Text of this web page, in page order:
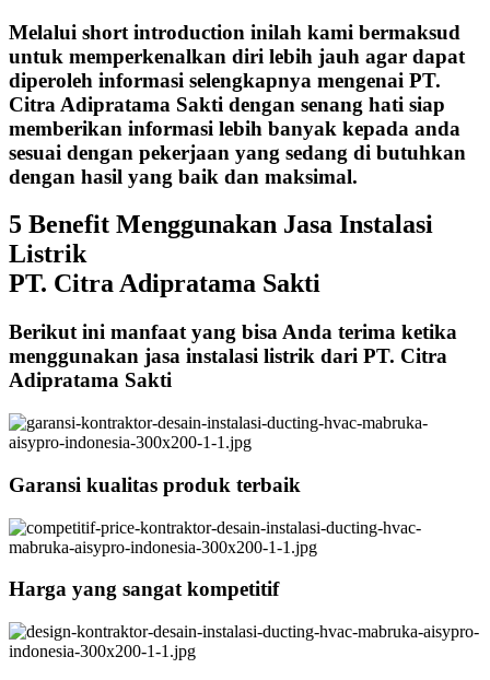
Melalui short introduction inilah kami bermaksud
untuk memperkenalkan diri lebih jauh agar dapat
diperoleh informasi selengkapnya mengenai PT.
Citra Adipratama Sakti dengan senang hati siap
memberikan informasi lebih banyak kepada anda
sesuai dengan pekerjaan yang sedang di butuhkan
dengan hasil yang baik dan maksimal.
5 Benefit Menggunakan Jasa Instalasi
Listrik
PT. Citra Adipratama Sakti
Berikut ini manfaat yang bisa Anda terima ketika
menggunakan jasa instalasi listrik dari PT. Citra
Adipratama Sakti
Garansi kualitas produk terbaik
Harga yang sangat kompetitif